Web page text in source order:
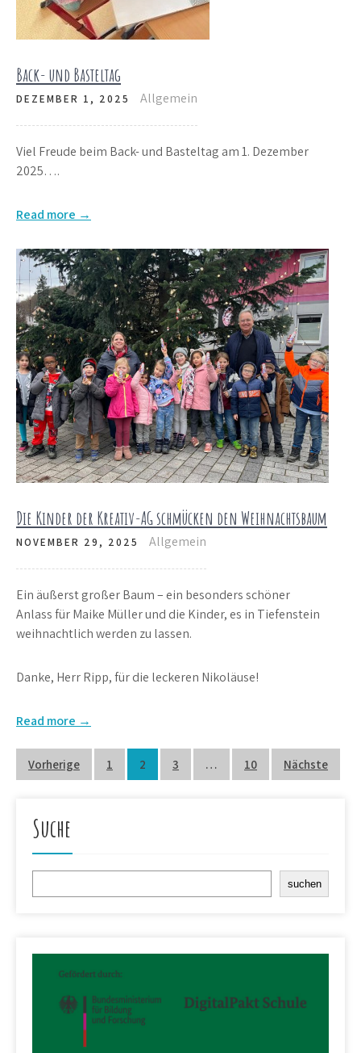
Back- und Basteltag
DEZEMBER 1, 2025 Allgemein
Viel Freude beim Back- und Basteltag am 1. Dezember
2025….
Read more →
Die Kinder der Kreativ-AG schmücken den Weihnachtsbaum
NOVEMBER 29, 2025 Allgemein
Ein äußerst großer Baum – ein besonders schöner
Anlass für Maike Müller und die Kinder, es in Tiefenstein
weihnachtlich werden zu lassen.
Danke, Herr Ripp, für die leckeren Nikoläuse!
Read more →
Beitragsnavigation
Vorherige 1 2 3 … 10 Nächste
Suche
suchen